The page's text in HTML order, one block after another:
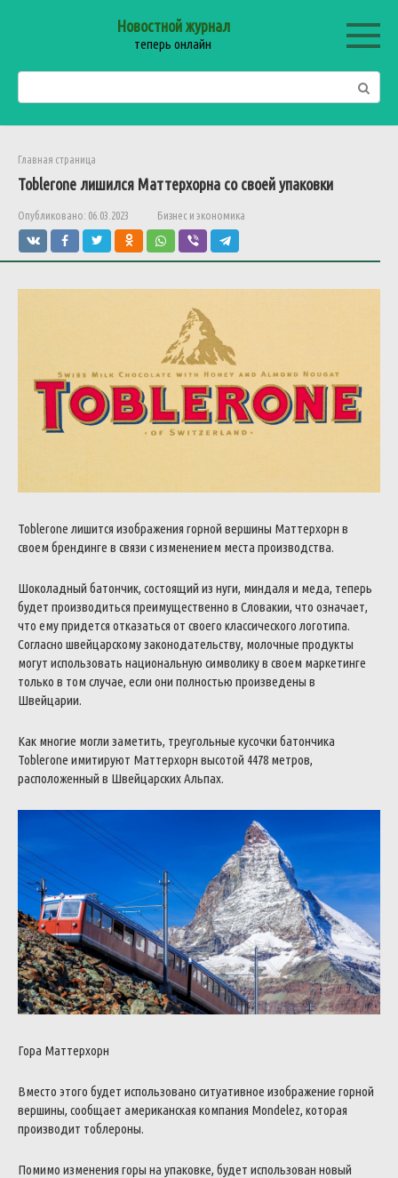
Новостной журнал
теперь онлайн
Главная страница
Toblerone лишился Маттерхорна со своей упаковки
Опубликовано: 06.03.2023 Бизнес и экономика
Toblerone лишится изображения горной вершины Маттерхорн в
своем брендинге в связи с изменением места производства.
Шоколадный батончик, состоящий из нуги, миндаля и меда, теперь
будет производиться преимущественно в Словакии, что означает,
что ему придется отказаться от своего классического логотипа.
Согласно швейцарскому законодательству, молочные продукты
могут использовать национальную символику в своем маркетинге
только в том случае, если они полностью произведены в
Швейцарии.
Как многие могли заметить, треугольные кусочки батончика
Toblerone имитируют Маттерхорн высотой 4478 метров,
расположенный в Швейцарских Альпах.
Гора Маттерхорн
Вместо этого будет использовано ситуативное изображение горной
вершины, сообщает американская компания Mondelez, которая
производит тоблероны.
Помимо изменения горы на упаковке, будет использован новый